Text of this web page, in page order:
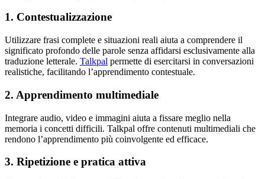
1. Contestualizzazione
Utilizzare frasi complete e situazioni reali aiuta a comprendere il
significato profondo delle parole senza affidarsi esclusivamente alla
traduzione letterale. Talkpal permette di esercitarsi in conversazioni
realistiche, facilitando l’apprendimento contestuale.
2. Apprendimento multimediale
Integrare audio, video e immagini aiuta a fissare meglio nella
memoria i concetti difficili. Talkpal offre contenuti multimediali che
rendono l’apprendimento più coinvolgente ed efficace.
3. Ripetizione e pratica attiva